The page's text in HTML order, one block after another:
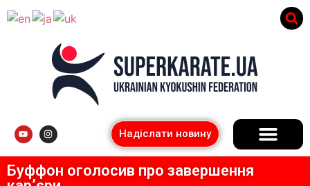
Надіслати новину
Буффон оголосив про завершення